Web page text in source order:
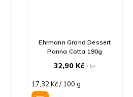
Ehrmann Grand Dessert
Panna Cotta 190g
32,90 Kč/ ks
Měrná
cena:
17,32 Kč / 100 g